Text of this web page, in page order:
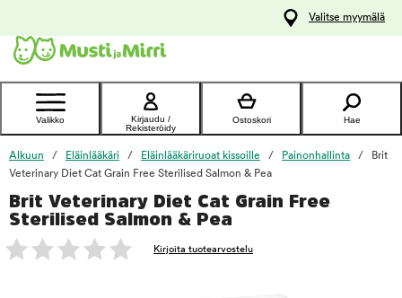
Ota yhteyttä
asiakaspalveluun
Valitse myymälä
Valikko
Kirjaudu /
Rekisteröidy
Ostoskori Hae
Alkuun Eläinlääkäri Eläinlääkäriruoat kissoille Painonhallinta
Brit
Veterinary Diet Cat Grain Free Sterilised Salmon & Pea
Brit Veterinary Diet Cat Grain Free
Sterilised Salmon & Pea
Kirjoita tuotearvostelu
foo